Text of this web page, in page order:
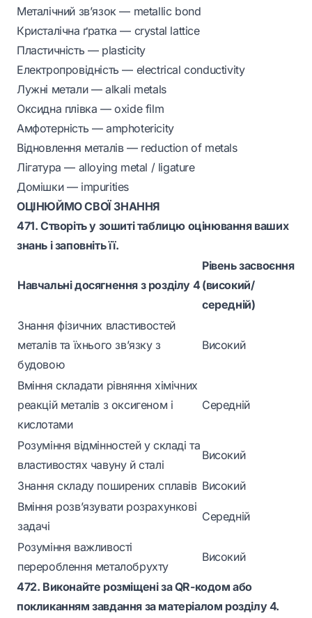
Металічний зв’язок — metallic bond
Кристалічна ґратка — crystal lattice
Пластичність — plasticity
Електропровідність — electrical conductivity
Лужні метали — alkali metals
Оксидна плівка — oxide film
Амфотерність — amphotericity
Відновлення металів — reduction of metals
Лігатура — alloying metal / ligature
Домішки — impurities
ОЦІНЮЙМО СВОЇ ЗНАННЯ
471. Створіть у зошиті таблицю оцінювання ваших
знань і заповніть її.
Навчальні досягнення з розділу 4
Рівень засвоєння
(високий/
середній)
Знання фізичних властивостей
металів та їхнього зв’язку з
будовою
Високий
Вміння складати рівняння хімічних
реакцій металів з оксигеном і
кислотами
Середній
Розуміння відмінностей у складі та
властивостях чавуну й сталі
Високий
Знання складу поширених сплавів Високий
Вміння розв’язувати розрахункові
задачі
Середній
Розуміння важливості
перероблення металобрухту
Високий
472. Виконайте розміщені за QR-кодом або
покликанням завдання за матеріалом розділу 4.